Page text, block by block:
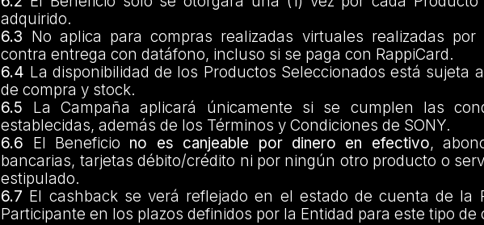
adquirido.
6.3 No aplica para compras realizadas virtuales realizadas por
contra entrega con datáfono, incluso si se paga con RappiCard.
6.4 La disponibilidad de los Productos Seleccionados está sujeta
de compra y stock.
6.5 La Campaña aplicará únicamente si se cumplen las
establecidas, además de los Términos y Condiciones de SONY.
6.6 El Beneficio no es canjeable por dinero en efectivo,
bancarias, tarjetas débito/crédito ni por ningún otro producto o
estipulado.
6.7 El cashback se verá reflejado en el estado de cuenta de la
Participante en los plazos definidos por la Entidad para este tipo de